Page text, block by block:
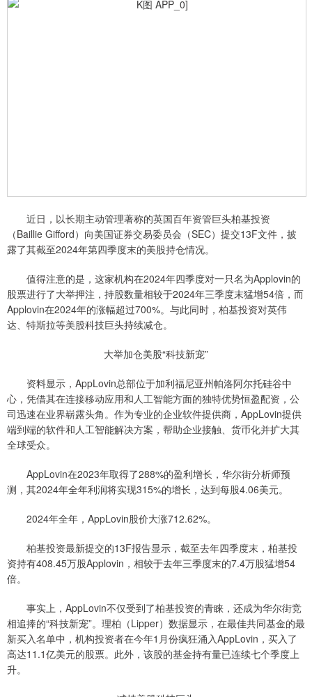
近日，以长期主动管理著称的英国百年资管巨头柏基投资
（Baillie Gifford）向美国证券交易委员会（SEC）提交13F文件，披
露了其截至2024年第四季度末的美股持仓情况。
值得注意的是，这家机构在2024年四季度对一只名为Applovin的
股票进行了大举押注，持股数量相较于2024年三季度末猛增54倍，而
Applovin在2024年的涨幅超过700%。与此同时，柏基投资对英伟
达、特斯拉等美股科技巨头持续减仓。
大举加仓美股“科技新宠”
资料显示，AppLovin总部位于加利福尼亚州帕洛阿尔托硅谷中
心，凭借其在连接移动应用和人工智能方面的独特优势恒盈配资，公
司迅速在业界崭露头角。作为专业的企业软件提供商，AppLovin提供
端到端的软件和人工智能解决方案，帮助企业接触、货币化并扩大其
全球受众。
AppLovin在2023年取得了288%的盈利增长，华尔街分析师预
测，其2024年全年利润将实现315%的增长，达到每股4.06美元。
2024年全年，AppLovin股价大涨712.62%。
柏基投资最新提交的13F报告显示，截至去年四季度末，柏基投
资持有408.45万股Applovin，相较于去年三季度末的7.4万股猛增54
倍。
事实上，AppLovin不仅受到了柏基投资的青睐，还成为华尔街竞
相追捧的“科技新宠”。理柏（Lipper）数据显示，在最佳共同基金的最
新买入名单中，机构投资者在今年1月份疯狂涌入AppLovin，买入了
高达11.1亿美元的股票。此外，该股的基金持有量已连续七个季度上
升。